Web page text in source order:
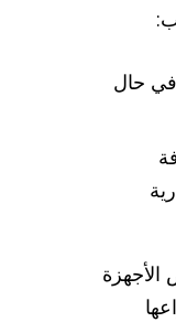
في حال
الأجهزة